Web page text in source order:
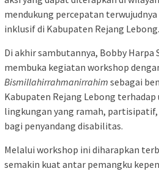
mendukung percepatan terwujudnya
inklusif di Kabupaten Rejang Lebong.
Di akhir sambutannya, Bobby Harpa
membuka kegiatan workshop
Bismillahirrahmanirrahim sebagai
Kabupaten Rejang Lebong terhadap
lingkungan yang ramah,
bagi penyandang disabilitas.
Melalui workshop ini diharapkan
semakin kuat antar pemangku